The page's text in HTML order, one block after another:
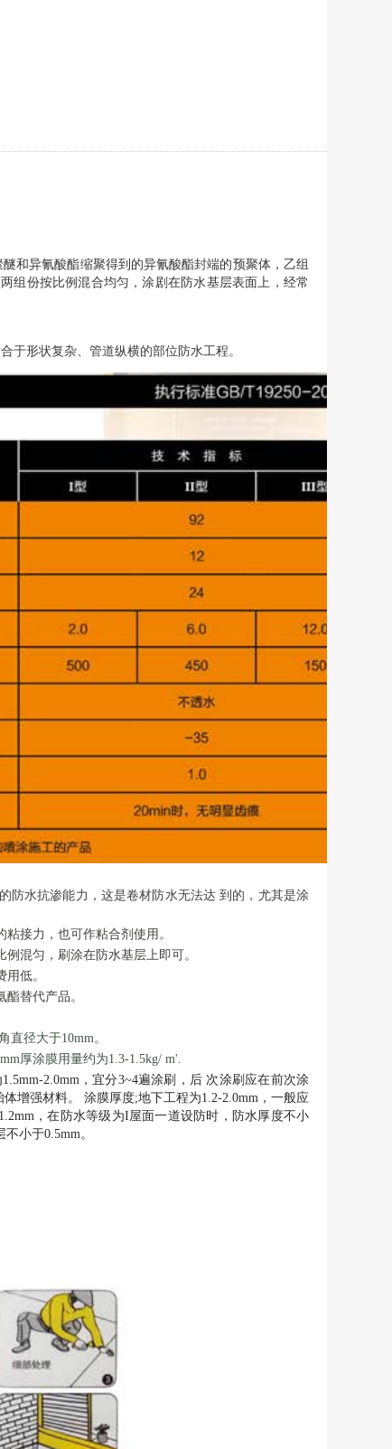
和异氰酸酯缩聚得到的异氰酸酯封端的预聚体，乙组
组份按比例混合均匀，涂剧在防水基层表面上，经常
于形状复杂、管道纵横的部位防水工程。
防水抗渗能力，这是卷材防水无法达 到的，尤其是涂
接力，也可作粘合剂使用。
混匀，刷涂在防水基层上即可。
低。
替代产品。
径大于10mm。
厚涂膜用量约为1.3-1.5kg/ m'.
2.0mm，宜分3~4遍涂刷，后 次涂刷应在前次涂
增强材料。 涂膜厚度;地下工程为1.2-2.0mm，一般应
，在防水等级为I屋面一道设防时，防水厚度不小
小于0.5mm。